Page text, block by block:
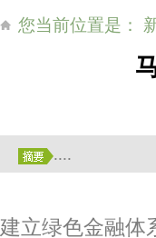
您当前位置是：
....
建立绿色金融体